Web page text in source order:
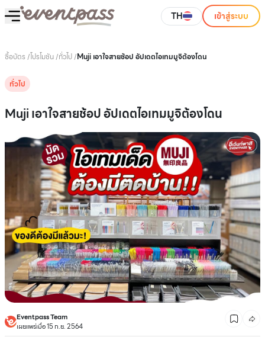
TH เข้าสู่ระบบ
ซื้อบัตร /โปรโมชัน/ทั่วไป/Muji เอาใจสายช้อป อัปเดตไอเทมมูจิต้องโดน
ทั่วไป
Muji เอาใจสายช้อป อัปเดตไอเทมมูจิต้องโดน
Eventpass Team
เผยแพร่เมื่อ 15 ก.ย. 2564